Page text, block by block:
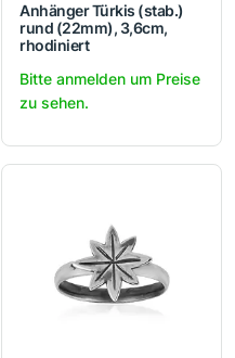
Anhänger Türkis (stab.)
rund (22mm), 3,6cm,
rhodiniert
Bitte anmelden um Preise
zu sehen.